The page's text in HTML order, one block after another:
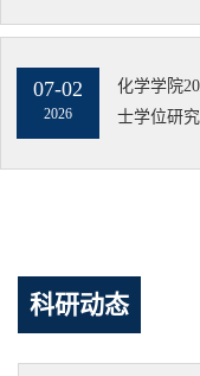
07-02
2026
化学学院
士学位研
科研动态